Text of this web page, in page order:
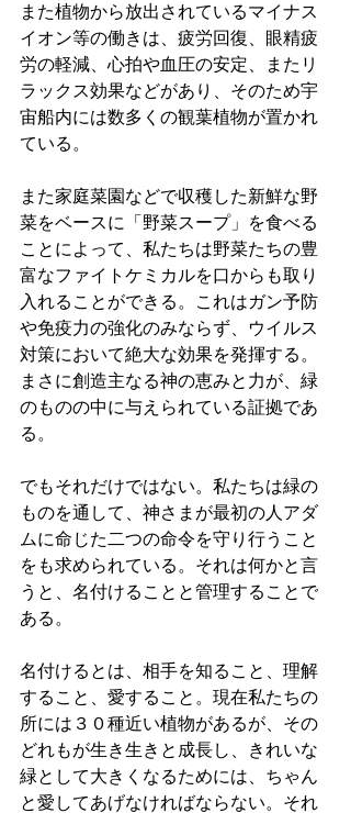
また植物から放出されているマイナス
イオン等の働きは、疲労回復、眼精疲
労の軽減、心拍や血圧の安定、またリ
ラックス効果などがあり、そのため宇
宙船内には数多くの観葉植物が置かれ
ている。
また家庭菜園などで収穫した新鮮な野
菜をベースに「野菜スープ」を食べる
ことによって、私たちは野菜たちの豊
富なファイトケミカルを口からも取り
入れることができる。これはガン予防
や免疫力の強化のみならず、ウイルス
対策において絶大な効果を発揮する。
まさに創造主なる神の恵みと力が、緑
のものの中に与えられている証拠であ
る。
でもそれだけではない。私たちは緑の
ものを通して、神さまが最初の人アダ
ムに命じた二つの命令を守り行うこと
をも求められている。それは何かと言
うと、名付けることと管理することで
ある。
名付けるとは、相手を知ること、理解
すること、愛すること。現在私たちの
所には３０種近い植物があるが、その
どれもが生き生きと成長し、きれいな
緑として大きくなるためには、ちゃん
と愛してあげなければならない。それ